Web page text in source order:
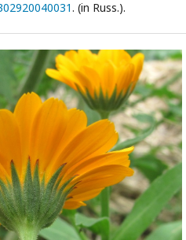
. (in Russ.).